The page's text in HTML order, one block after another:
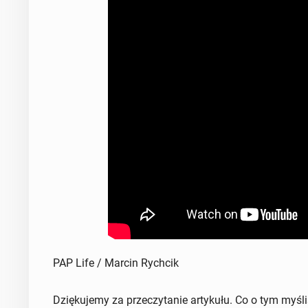
PAP Life / Marcin Rychcik
Dziękujemy za przeczytanie artykułu. Co o tym